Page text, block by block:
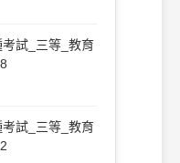
試_三等_教育
試_三等_教育